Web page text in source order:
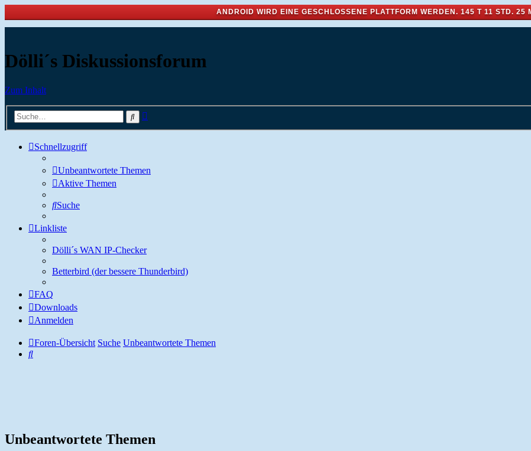
ANDROID WIRD EINE GESCHLOSSENE PLATTFORM WERDEN. 145 T 11 STD. 25
Dölli´s Diskussionsforum
Zum Inhalt
Suche
Schnellzugriff
Unbeantwortete Themen
Aktive Themen
Suche
Linkliste
Dölli´s WAN IP-Checker
Betterbird (der bessere Thunderbird)
FAQ
Downloads
Anmelden
Foren-Übersicht Suche Unbeantwortete Themen
Suche
Unbeantwortete Themen